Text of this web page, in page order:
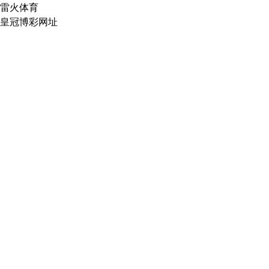
雷火体育
皇冠博彩网址